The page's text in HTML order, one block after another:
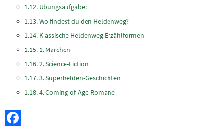
Übungsaufgabe:
Wo findest du den Heldenweg?
Klassische Heldenweg Erzählformen
1. Märchen
2. Science-Fiction
3. Superhelden-Geschichten
4. Coming-of-Age-Romane